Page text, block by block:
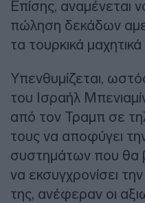
Επίσης, αναμένεται
πώληση δεκάδων
τα τουρκικά
Υπενθυμίζεται,
του Ισραήλ
από τον Τραμπ σε
τους να αποφύγει
συστημάτων που θα
να εκσυγχρονίσει
της, ανέφεραν οι